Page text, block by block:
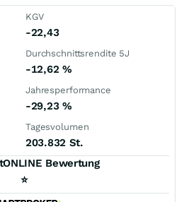
KGV
-22,43
Durchschnittsrendite 5J
-12,62 %
Jahresperformance
-29,23 %
Tagesvolumen
203.832 St.
Bewertung
⭐